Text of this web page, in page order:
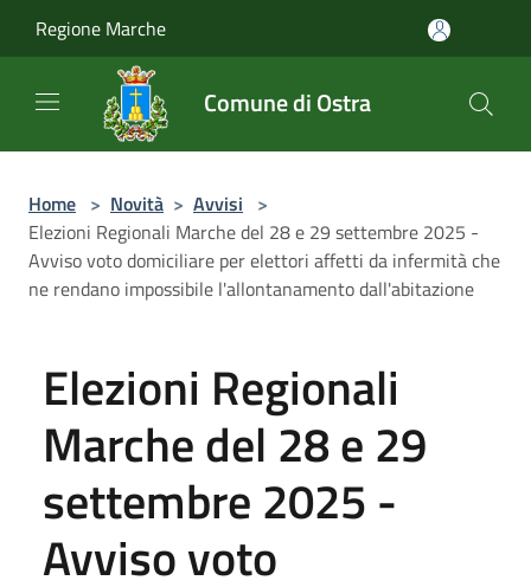
Regione Marche
Comune di Ostra
Home > Novità > Avvisi >
Elezioni Regionali Marche del 28 e 29 settembre 2025 -
Avviso voto domiciliare per elettori affetti da infermità che
ne rendano impossibile l'allontanamento dall'abitazione
Elezioni Regionali
Marche del 28 e 29
settembre 2025 -
Avviso voto